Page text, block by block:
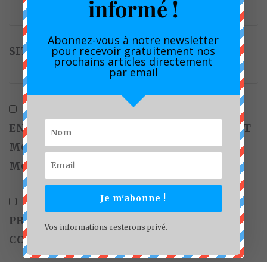
SITE WEB
ENREGISTRER MON NOM, MON E-MAIL ET
MON SITE DANS LE NAVIGATEUR POUR
MON PROCHAIN COMMENTAIRE.
PRÉVENEZ-MOI DE TOUS LES NOUVEAUX
COMMENTAIRES PAR E-MAIL.
informé !
Abonnez-vous à notre newsletter
pour recevoir gratuitement nos
prochains articles directement
par email
Je m'abonne !
Vos informations resterons privé.